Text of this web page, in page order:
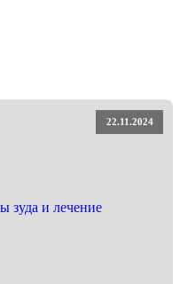
22.11.2024